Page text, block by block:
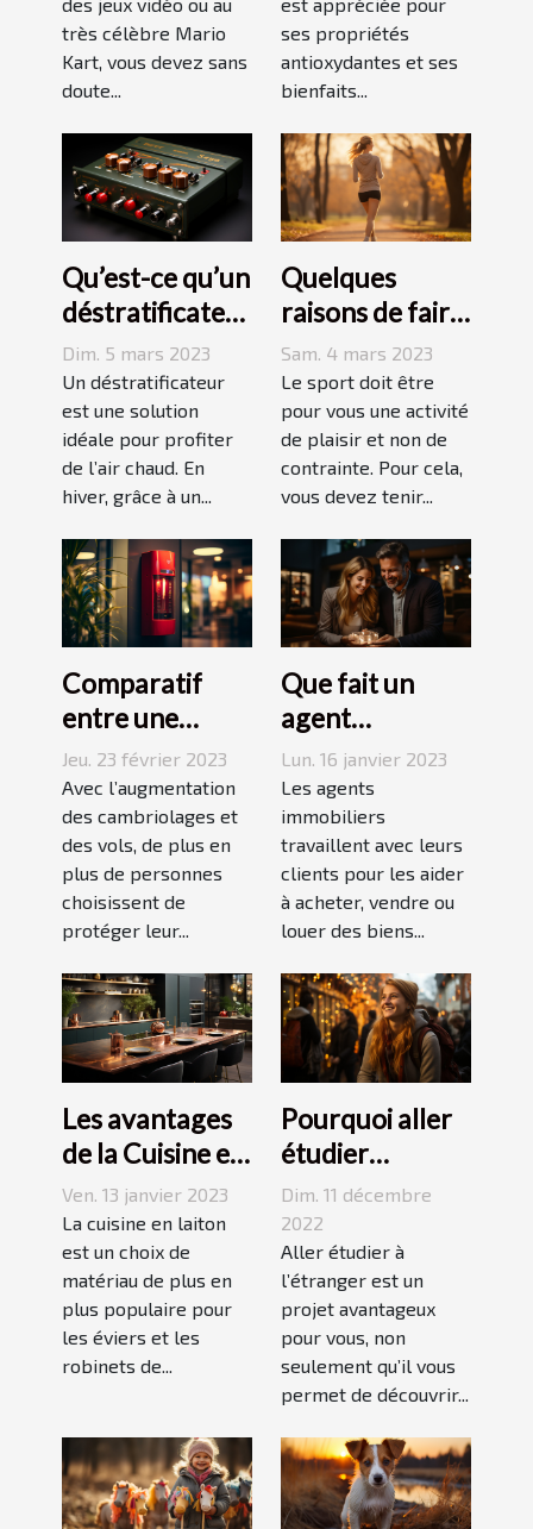
très célèbre Mario
Kart, vous devez sans
doute...
peau ?
ses propriétés
antioxydantes et ses
bienfaits...
Qu’est-ce qu’un
déstratificateur
?
Dim. 5 mars 2023
Un déstratificateur
est une solution
idéale pour profiter
de l’air chaud. En
hiver, grâce à un...
Quelques
raisons de faire
du sport
Sam. 4 mars 2023
Le sport doit être
pour vous une activité
de plaisir et non de
contrainte. Pour cela,
vous devez tenir...
Comparatif
entre une
agence sécurité
et un système
d’alarme
Jeu. 23 février 2023
Avec l’augmentation
des cambriolages et
des vols, de plus en
plus de personnes
choisissent de
protéger leur...
Que fait un
agent
immobilier ?
Lun. 16 janvier 2023
Les agents
immobiliers
travaillent avec leurs
clients pour les aider
à acheter, vendre ou
louer des biens...
Les avantages
de la Cuisine en
Laiton
Ven. 13 janvier 2023
La cuisine en laiton
est un choix de
matériau de plus en
plus populaire pour
les éviers et les
robinets de...
Pourquoi aller
étudier
l’étranger ?
Dim. 11 décembre
2022
Aller étudier à
l’étranger est un
projet avantageux
pour vous, non
seulement qu’il vous
permet de découvrir...